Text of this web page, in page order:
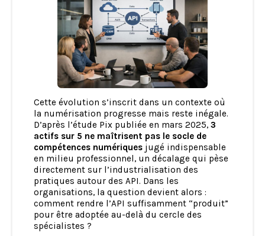
Cette évolution s’inscrit dans un contexte où
la numérisation progresse mais reste inégale.
D’après l’étude Pix publiée en mars 2025, 3
actifs sur 5 ne maîtrisent pas le socle de
compétences numériques jugé indispensable
en milieu professionnel, un décalage qui pèse
directement sur l’industrialisation des
pratiques autour des API. Dans les
organisations, la question devient alors :
comment rendre l’API suffisamment “produit”
pour être adoptée au-delà du cercle des
spécialistes ?